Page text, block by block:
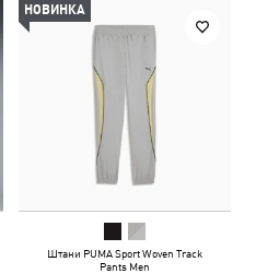
НОВИНКА
Штани PUMA Sport Woven Track
Pants Men